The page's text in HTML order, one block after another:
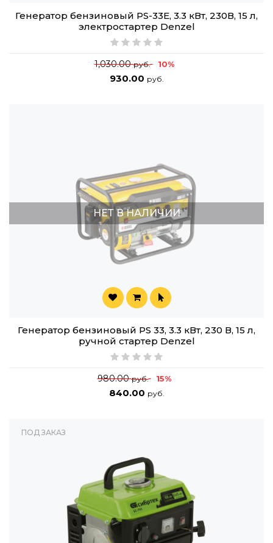
Генератор бензиновый PS-33E, 3.3 кВт, 230В, 15 л,
электростартер Denzel
1,030.00руб. 10%
930.00 руб.
НЕТ В НАЛИЧИИ
Генератор бензиновый PS 33, 3.3 кВт, 230 В, 15 л,
ручной стартер Denzel
980.00руб. 15%
840.00 руб.
ПОД ЗАКАЗ